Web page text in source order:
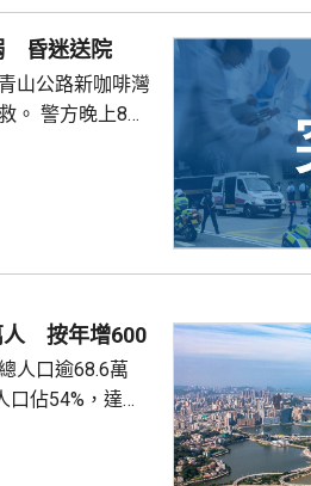
嶼山醫院，延至
昏迷送院
山公路新咖啡灣
8時
人 按年增600
人口逾68.6萬
口佔54%，達